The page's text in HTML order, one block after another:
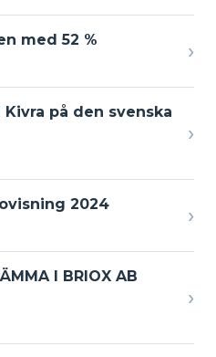
med 52 % ›
på den svenska
›
2024 ›
I BRIOX AB
›